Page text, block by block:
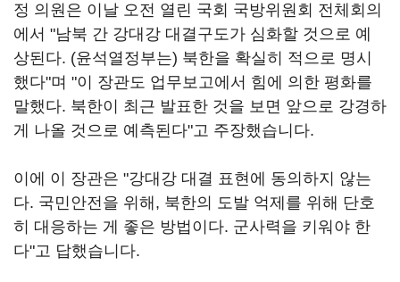
정 의원은 이날 오전 열린 국회 국방위원회 전체회의
에서 "남북 간 강대강 대결구도가 심화할 것으로 예
상된다. (윤석열정부는) 북한을 확실히 적으로 명시
했다"며 "이 장관도 업무보고에서 힘에 의한 평화를
말했다. 북한이 최근 발표한 것을 보면 앞으로 강경하
게 나올 것으로 예측된다"고 주장했습니다.
이에 이 장관은 "강대강 대결 표현에 동의하지 않는
다. 국민안전을 위해, 북한의 도발 억제를 위해 단호
히 대응하는 게 좋은 방법이다. 군사력을 키워야 한
다"고 답했습니다.